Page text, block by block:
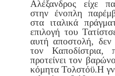
Αλέξανδρος είχε
στην ένοπλη
στα ιταλικά
επιλογή του
αυτή αποστολή, δεν
τον Καποδίστρια,
προτείνει τον
κόμητα Τολστόϋ.Η